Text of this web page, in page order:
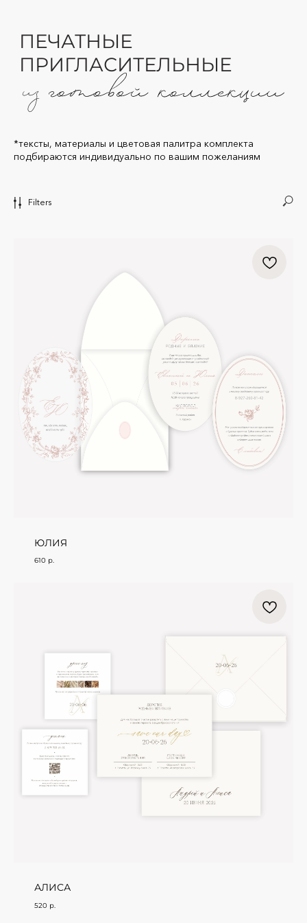
ПРИГЛАСИТЕЛЬНЫЕ
*тексты, материалы и цветовая палитра комплекта
подбираются индивидуально по вашим пожеланиям
Filters
ЮЛИЯ
610 р.
АЛИСА
520 р.